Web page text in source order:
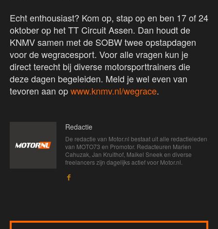
Echt enthousiast? Kom op, stap op en ben 17 of 24
oktober op het TT Circuit Assen. Dan houdt de
KNMV samen met de SOBW twee opstapdagen
voor de wegracesport. Voor alle vragen kun je
direct terecht bij diverse motorsporttrainers die
deze dagen begeleiden. Meld je wel even van
tevoren aan opwww.knmv.nl/wegrace.
Redactie
De redactie van Motor.nl bestaat uit alle redactieleden
van MOTO73 en Promotor. Redacteuren Marien
Cahuzak, Jan Kruithof, Maikel Sneek en diverse
freelancers zijn dagelijks actief voor Motor.nl.